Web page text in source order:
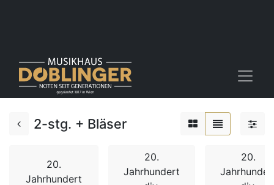
2-stg. + Bläser
20.
Jahrhundert
20.
Jahrhundert
20.